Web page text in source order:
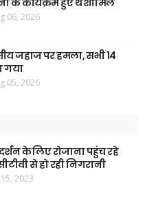
के कार्यक्रम हुए थे शामिल
06, 2026
जहाज पर हमला, सभी 14
गया
05, 2026
के लिए रोजाना पहुंच रहे
से हो रही निगरानी
15, 2023